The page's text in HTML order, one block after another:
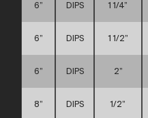
6” DIPS 1 1/4”
6” DIPS 1 1/2”
6” DIPS 2”
8” DIPS 1/2”